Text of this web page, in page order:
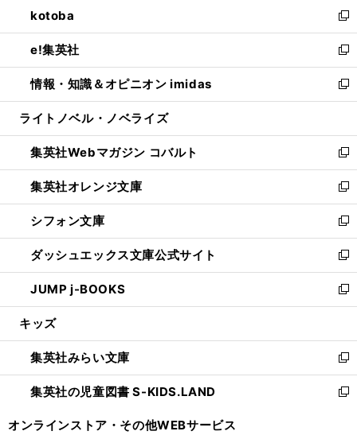
く
で
開
く
ド
ウ
で
開
く
ィ
ン
ド
ウ
で
開
い
ウ
ィ
ン
ド
ウ
開
く
kotoba
新
し
い
ウ
ィ
ン
ウ
で
開
く
e!集英社
新
し
い
ウ
ン
ド
ウ
で
開
く
情報・知識＆オピニオン imidas
新
し
ウ
ィ
ン
ド
ウ
で
開
く
ライトノベル・ノベライズ
集英社Webマガジン コバルト
新
し
い
ウ
ィ
ン
ド
ウ
で
開
集英社オレンジ文庫
新
し
い
ウ
ィ
ン
ド
ウ
開
く
シフォン文庫
新
し
い
ウ
ィ
ン
ウ
で
開
く
ダッシュエックス文庫公式サイト
新
し
い
ウ
ン
ド
ウ
で
JUMP j-BOOKS
新
し
ウ
ィ
ン
ド
キッズ
集英社みらい文庫
新
し
い
集英社の児童図書 S-KIDS.LAND
新
オンラインストア・ その他WEBサービス